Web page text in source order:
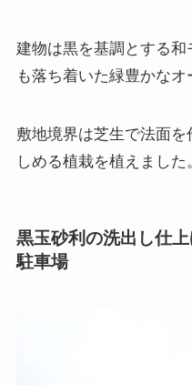
建物は黒を基調とする
も落ち着いた緑豊かなオ
敷地境界は芝生で法面
しめる植栽を植えました
黒玉砂利の洗出し仕
駐車場